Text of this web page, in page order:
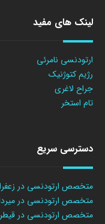
لینک های مفید
ارتودنسی نامرئی
رژیم کتوژنیک
جراح لاغری
تام استخر
دسترسی سریع
متخصص ارتودنسی در
متخصص ارتودنسی در
متخصص ارتودنسی در